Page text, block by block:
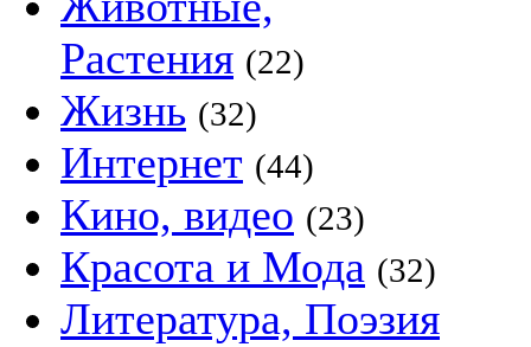
Растения (22)
Жизнь (32)
Интернет (44)
Кино, видео (23)
Красота и Мода (32)
Литература, Поэзия